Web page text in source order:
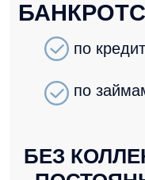
ПЕРВАЯ
БЕЗ
по кредитам
по займам